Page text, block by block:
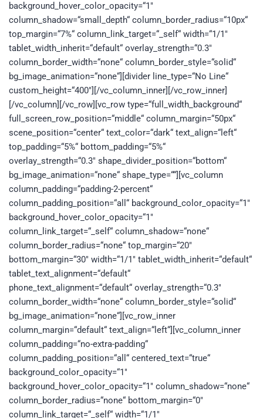
background_hover_color_opacity=“1″
column_shadow=“small_depth“ column_border_radius=“10px“
top_margin=“7%“ column_link_target=“_self“ width=“1/1″
tablet_width_inherit=“default“ overlay_strength=“0.3″
column_border_width=“none“ column_border_style=“solid“
bg_image_animation=“none“][divider line_type=“No Line“
custom_height=“400″][/vc_column_inner][/vc_row_inner]
[/vc_column][/vc_row][vc_row type=“full_width_background“
full_screen_row_position=“middle“ column_margin=“50px“
scene_position=“center“ text_color=“dark“ text_align=“left“
top_padding=“5%“ bottom_padding=“5%“
overlay_strength=“0.3″ shape_divider_position=“bottom“
bg_image_animation=“none“ shape_type=““][vc_column
column_padding=“padding-2-percent“
column_padding_position=“all“ background_color_opacity=“1″
background_hover_color_opacity=“1″
column_link_target=“_self“ column_shadow=“none“
column_border_radius=“none“ top_margin=“20″
bottom_margin=“30″ width=“1/1″ tablet_width_inherit=“default“
tablet_text_alignment=“default“
phone_text_alignment=“default“ overlay_strength=“0.3″
column_border_width=“none“ column_border_style=“solid“
bg_image_animation=“none“][vc_row_inner
column_margin=“default“ text_align=“left“][vc_column_inner
column_padding=“no-extra-padding“
column_padding_position=“all“ centered_text=“true“
background_color_opacity=“1″
background_hover_color_opacity=“1″ column_shadow=“none“
column_border_radius=“none“ bottom_margin=“0″
column_link_target=“_self“ width=“1/1″